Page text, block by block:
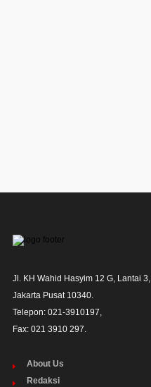
Jl. KH Wahid Hasyim 12 G, Lantai 3,
Jakarta Pusat 10340.
Telepon: 021-3910197,
Fax: 021 3910 297.
About Us
Redaksi